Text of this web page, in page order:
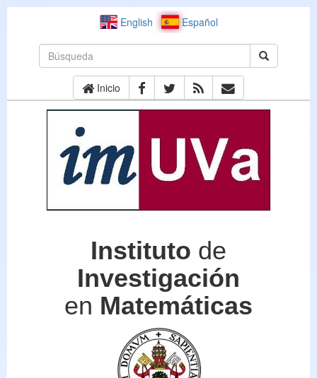
English Español
Inicio
Instituto de
Investigación
en Matemáticas